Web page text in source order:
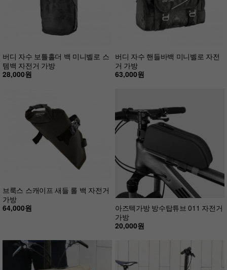
버디 자수 보틀홀더 백 미니벨로 스
템백 자전거 가방
28,000원
버디 자수 핸들바백 미니벨로 자전
거 가방
63,000원
브룩스 스캐이프 새들 롤 백 자전거
가방
64,000원
아즈텍가방 방수탑튜브 011 자전거
가방
20,000원